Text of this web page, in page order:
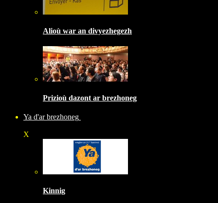
Alioù war an divyezhegezh
Prizioù dazont ar brezhoneg
Ya d'ar brezhoneg
X
Kinnig